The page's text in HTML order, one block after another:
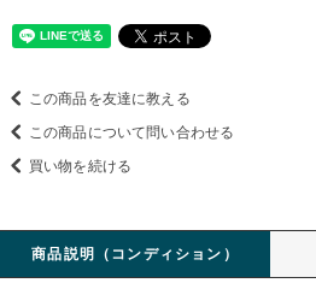
この商品を友達に教える
この商品について問い合わせる
買い物を続ける
商品説明（コンディション）